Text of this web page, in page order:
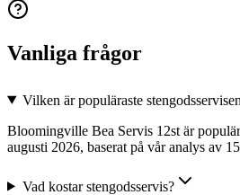
Vanliga frågor
Vilken är populäraste
Bloomingville Bea Servis 12st är
augusti 2026, baserat på vår analys av
Vad kostar stengodsservis?